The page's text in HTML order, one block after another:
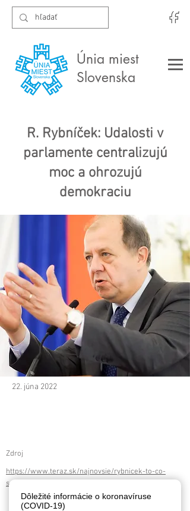
Únia miest
Slovenska
22. júna 2022
Zdroj
https://www.teraz.sk/najnovsie/rybnicek-to-co-
sa-stalo-v-parlament/642637-clanok.html
< späť ďalej >
R. Rybníček: Udalosti v
parlamente centralizujú
moc a ohrozujú
demokraciu
Dôležité informácie o koronavíruse
(COVID-19)